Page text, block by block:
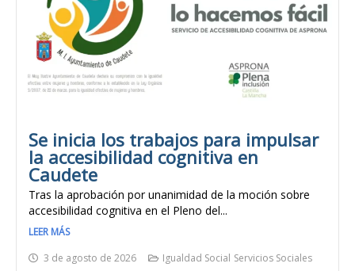
Se inicia los trabajos para impulsar
la accesibilidad cognitiva en
Caudete
Tras la aprobación por unanimidad de la moción sobre
accesibilidad cognitiva en el Pleno del...
LEER MÁS
3 de agosto de 2026
Igualdad Social Servicios Sociales